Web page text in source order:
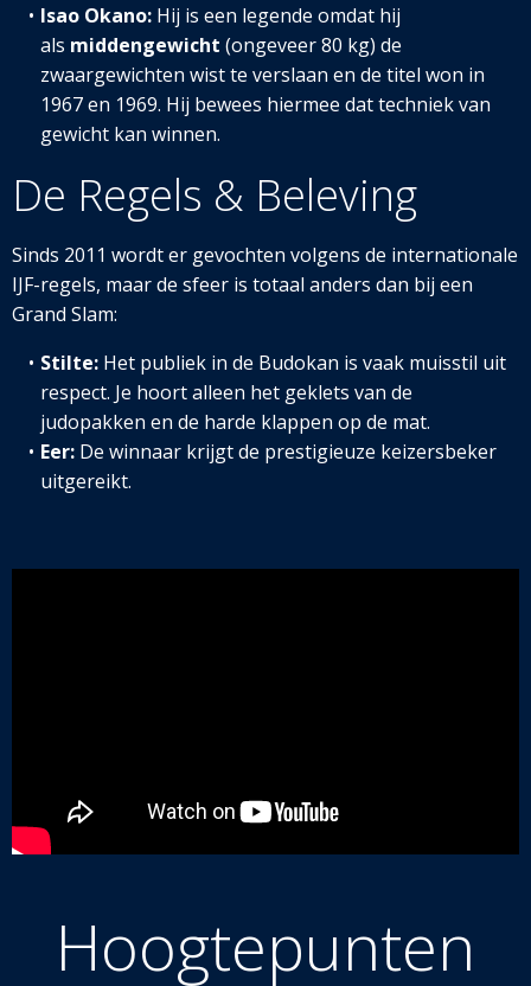
Isao Okano:Hij is een legende omdat hij
als middengewicht (ongeveer 80 kg) de
zwaargewichten wist te verslaan en de titel won in
1967 en 1969. Hij bewees hiermee dat techniek van
gewicht kan winnen.
De Regels & Beleving
Sinds 2011 wordt er gevochten volgens de internationale
IJF-regels, maar de sfeer is totaal anders dan bij een
Grand Slam:
Stilte:Het publiek in de Budokan is vaak muisstil uit
respect. Je hoort alleen het geklets van de
judopakken en de harde klappen op de mat.
Eer:De winnaar krijgt de prestigieuze keizersbeker
uitgereikt.
Hoogtepunten